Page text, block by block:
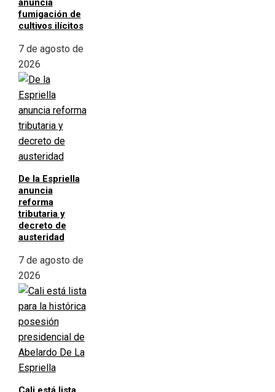
anuncia
fumigación de
cultivos ilícitos
7 de agosto de
2026
De la Espriella
anuncia
reforma
tributaria y
decreto de
austeridad
7 de agosto de
2026